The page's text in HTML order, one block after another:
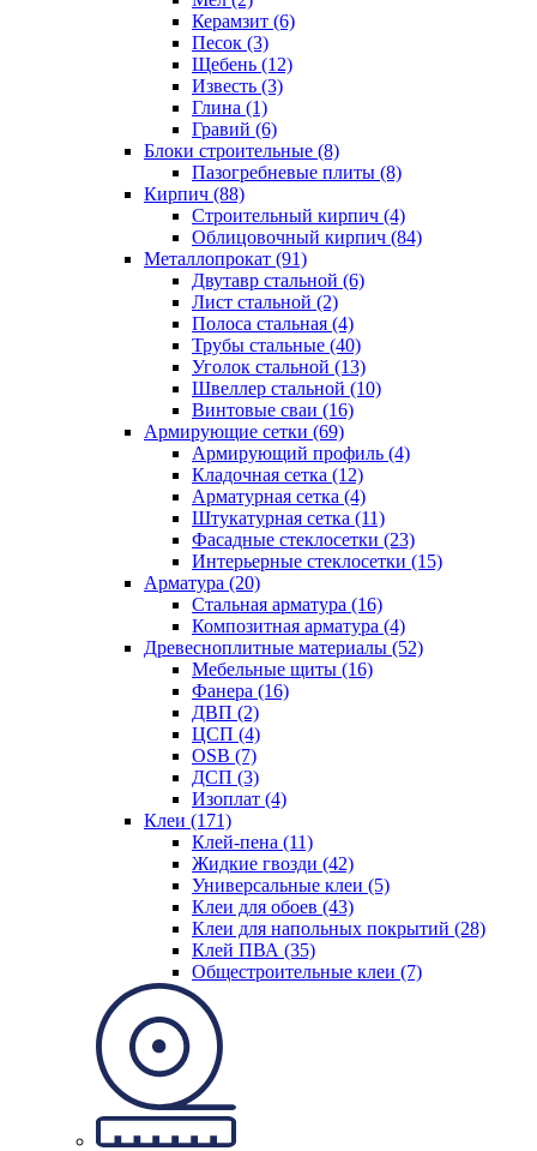
Керамзит (6)
Песок (3)
Щебень (12)
Известь (3)
Глина (1)
Гравий (6)
Блоки строительные (8)
Пазогребневые плиты (8)
Кирпич (88)
Строительный кирпич (4)
Облицовочный кирпич (84)
Металлопрокат (91)
Двутавр стальной (6)
Лист стальной (2)
Полоса стальная (4)
Трубы стальные (40)
Уголок стальной (13)
Швеллер стальной (10)
Винтовые сваи (16)
Армирующие сетки (69)
Армирующий профиль (4)
Кладочная сетка (12)
Арматурная сетка (4)
Штукатурная сетка (11)
Фасадные стеклосетки (23)
Интерьерные стеклосетки (15)
Арматура (20)
Стальная арматура (16)
Композитная арматура (4)
Древесноплитные материалы (52)
Мебельные щиты (16)
Фанера (16)
ДВП (2)
ЦСП (4)
OSB (7)
ДСП (3)
Изоплат (4)
Клеи (171)
Клей-пена (11)
Жидкие гвозди (42)
Универсальные клеи (5)
Клеи для обоев (43)
Клеи для напольных покрытий (28)
Клей ПВА (35)
Общестроительные клеи (7)